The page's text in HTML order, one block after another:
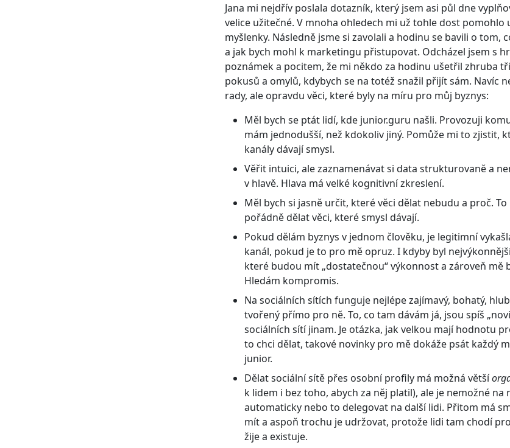
Jana mi nejdřív poslala dotazník, který jsem asi půl dne
velice užitečné. V mnoha ohledech mi už tohle dost pomohlo
myšlenky. Následně jsme si zavolali a hodinu se bavili o tom,
a jak bych mohl k marketingu přistupovat. Odcházel jsem s
poznámek a pocitem, že mi někdo za hodinu ušetřil zhruba
pokusů a omylů, kdybych se na totéž snažil přijít sám. Navíc
rady, ale opravdu věci, které byly na míru pro můj byznys:
Měl bych se ptát lidí, kde junior.guru našli. Provozuji
mám jednodušší, než kdokoliv jiný. Pomůže mi to zjistit,
kanály dávají smysl.
Věřit intuici, ale zaznamenávat si data strukturovaně a
v hlavě. Hlava má velké kognitivní zkreslení.
Měl bych si jasně určit, které věci dělat nebudu a proč.
pořádně dělat věci, které smysl dávají.
Pokud dělám byznys v jednom člověku, je legitimní
kanál, pokud je to pro mě opruz. I kdyby byl
které budou mít „dostatečnou“ výkonnost a zároveň mě
Hledám kompromis.
Na sociálních sítích funguje nejlépe zajímavý, bohatý,
tvořený přímo pro ně. To, co tam dávám já, jsou spíš
sociálních sítí jinam. Je otázka, jak velkou mají hodnotu
to chci dělat, takové novinky pro mě dokáže psát každý
junior.
Dělat sociální sítě přes osobní profily má možná větší
k lidem i bez toho, abych za něj platil), ale je nemožné na
automaticky nebo to delegovat na další lidi. Přitom má
mít a aspoň trochu je udržovat, protože lidi tam chodí
žije a existuje.